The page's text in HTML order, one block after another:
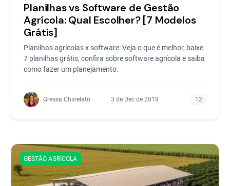
Planilhas vs Software de Gestão
Agrícola: Qual Escolher? [7 Modelos
Grátis]
Planilhas agrícolas x software: Veja o que é melhor, baixe
7 planilhas grátis, confira sobre software agrícola e saiba
como fazer um planejamento.
Gressa Chinelato 3 de Dec de 2018 12
GESTÃO AGRÍCOLA